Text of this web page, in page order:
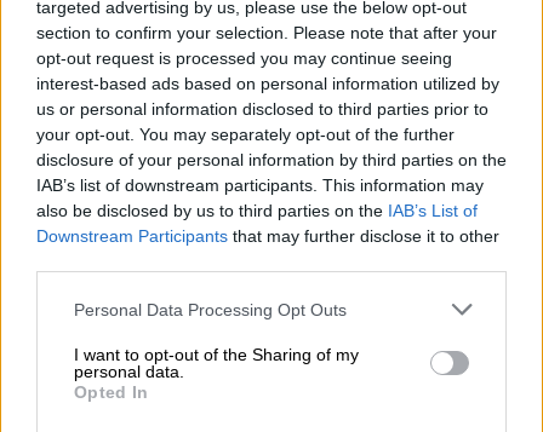
targeted advertising by us, please use the below opt-out
section to confirm your selection. Please note that after your
opt-out request is processed you may continue seeing
interest-based ads based on personal information utilized by
us or personal information disclosed to third parties prior to
your opt-out. You may separately opt-out of the further
disclosure of your personal information by third parties on the
IAB’s list of downstream participants. This information may
also be disclosed by us to third parties on the IAB’s List of
Downstream Participants that may further disclose it to other
Please note that this website/app uses one or more Google
not limited to your visit or usage behaviour. You may click to
grant or deny consent to Google and its third-party tags to
use your data for below specified purposes in below Google
Personal Data Processing Opt Outs
I want to opt-out of the Sharing of my
personal data.
Opted In
φονικότερη πυρκαγιάστα χρονικά της
Καλιφόρνιας, με τον επίσημο απολογισμό
τότε να ανέρχεται σε85 νεκρούς.
ΔΙΑΒΑΣΤΕ ΕΠΙΣΗΣ
Κόσμος|03.07.2024 23:49
Ελληνοτουρκική κόντρα στη θάλασσα
Τζιχάτ Γιαϊτζί
Κόσμος|04.07.2024 07:41